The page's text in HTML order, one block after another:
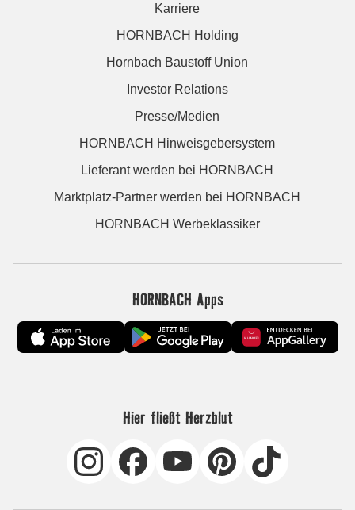
Karriere
HORNBACH Holding
Hornbach Baustoff Union
Investor Relations
Presse/Medien
HORNBACH Hinweisgebersystem
Lieferant werden bei HORNBACH
Marktplatz-Partner werden bei HORNBACH
HORNBACH Werbeklassiker
HORNBACH Apps
Hier fließt Herzblut